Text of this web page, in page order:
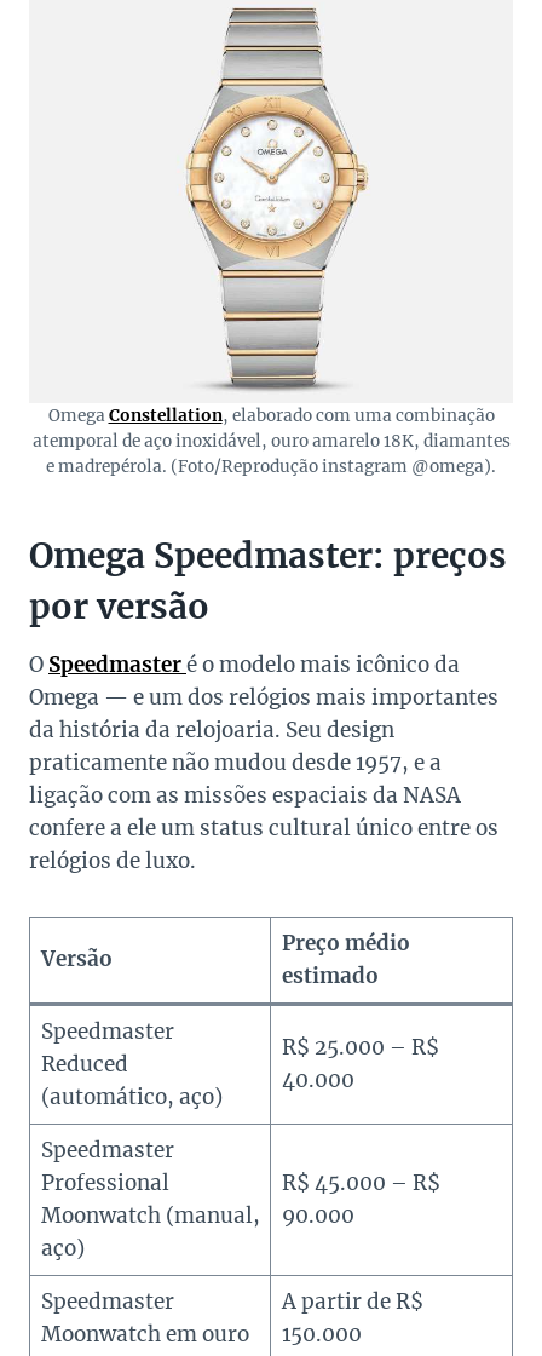
OmegaConstellation, elaborado com uma combinação
atemporal de aço inoxidável, ouro amarelo 18K, diamantes
e madrepérola. (Foto/Reprodução instagram @omega).
Omega Speedmaster: preços
por versão
O Speedmasteré o modelo mais icônico da
Omega — e um dos relógios mais importantes
da história da relojoaria. Seu design
praticamente não mudou desde 1957, e a
ligação com as missões espaciais da NASA
confere a ele um status cultural único entre os
relógios de luxo.
Versão
Preço médio
estimado
Speedmaster
Reduced
(automático, aço)
R$ 25.000 – R$
40.000
Speedmaster
Professional
Moonwatch (manual,
aço)
R$ 45.000 – R$
90.000
Speedmaster
Moonwatch em ouro
A partir de R$
150.000